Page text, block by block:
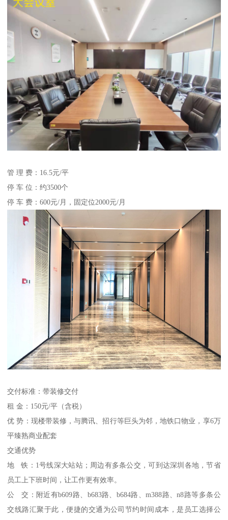
管 理 费：16.5元/平
停 车 位：约3500个
停 车 费：600元/月，固定位2000元/月
交付标准：带装修交付
租 金：150元/平（含税）
优 势：现楼带装修，与腾讯、招行等巨头为邻，地铁口物业，享6万
平臻熟商业配套
交通优势
地 铁：1号线深大站站；周边有多条公交，可到达深圳各地，节省
员工上下班时间，让工作更有效率。
公 交：附近有b609路、b683路、b684路、m388路、n8路等多条公
交线路汇聚于此，便捷的交通为公司节约时间成本，是员工选择公